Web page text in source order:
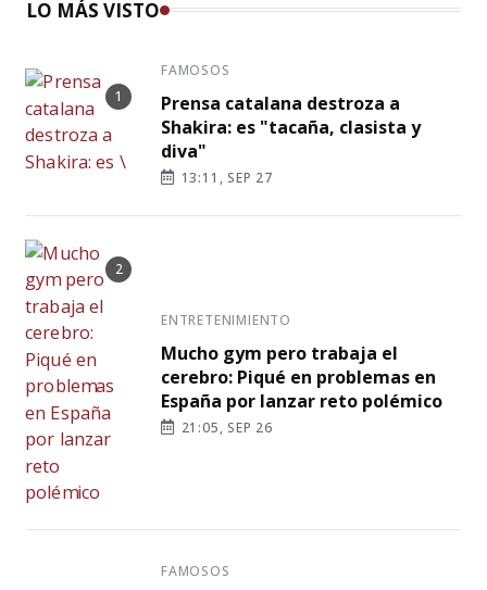
LO MÁS VISTO
FAMOSOS
Prensa catalana destroza a
Shakira: es "tacaña, clasista y
diva"
13:11, SEP 27
ENTRETENIMIENTO
Mucho gym pero trabaja el
cerebro: Piqué en problemas en
España por lanzar reto polémico
21:05, SEP 26
FAMOSOS